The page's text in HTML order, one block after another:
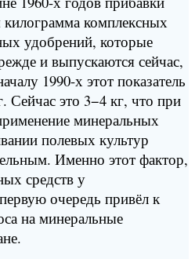
килограмма комплексных
удобрений, которые
и выпускаются сейчас,
1990-х этот показатель
Сейчас это 3−4 кг, что при
минеральных
полевых культур
Именно этот фактор,
средств у
очередь привёл к
на минеральные